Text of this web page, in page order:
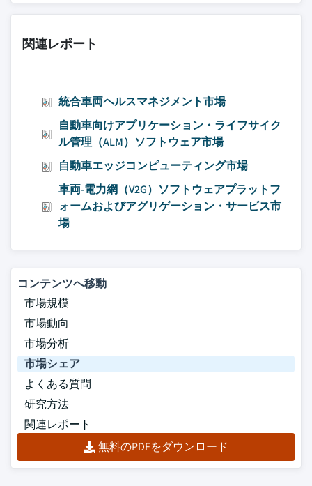
関連レポート
統合車両ヘルスマネジメント市場
自動車向けアプリケーション・ライフサイク
ル管理（ALM）ソフトウェア市場
自動車エッジコンピューティング市場
車両-電力網（V2G）ソフトウェアプラットフ
ォームおよびアグリゲーション・サービス市
場
コンテンツへ移動
市場規模
市場動向
市場分析
市場シェア
よくある質問
研究方法
関連レポート
無料のPDFをダウンロード